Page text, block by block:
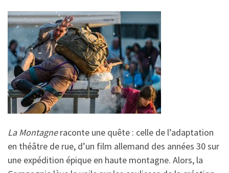
La Montagneraconte une quête : celle de l’adaptation
en théâtre de rue, d’un film allemand des années 30 sur
une expédition épique en haute montagne. Alors, la